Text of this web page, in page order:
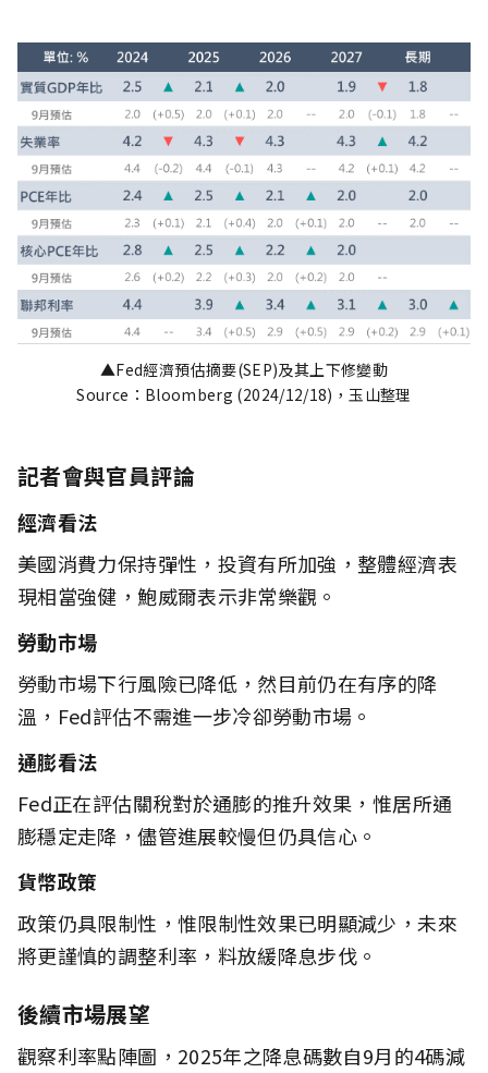
▲Fed經濟預估摘要(SEP)及其上下修變動
Source：Bloomberg (2024/12/18)，玉山整理
記者會與官員評論
經濟看法
美國消費力保持彈性，投資有所加強，整體經濟表
現相當強健，鮑威爾表示非常樂觀。
勞動市場
勞動市場下行風險已降低，然目前仍在有序的降
溫，Fed評估不需進一步冷卻勞動市場。
通膨看法
Fed正在評估關稅對於通膨的推升效果，惟居所通
膨穩定走降，儘管進展較慢但仍具信心。
貨幣政策
政策仍具限制性，惟限制性效果已明顯減少，未來
將更謹慎的調整利率，料放緩降息步伐。
後續市場展望
觀察利率點陣圖，2025年之降息碼數自9月的4碼減